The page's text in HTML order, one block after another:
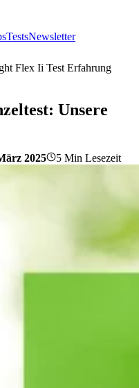
TestsNewsletter
Flex Ii Test Erfahrung
Unsere
2025 5 Min Lesezeit